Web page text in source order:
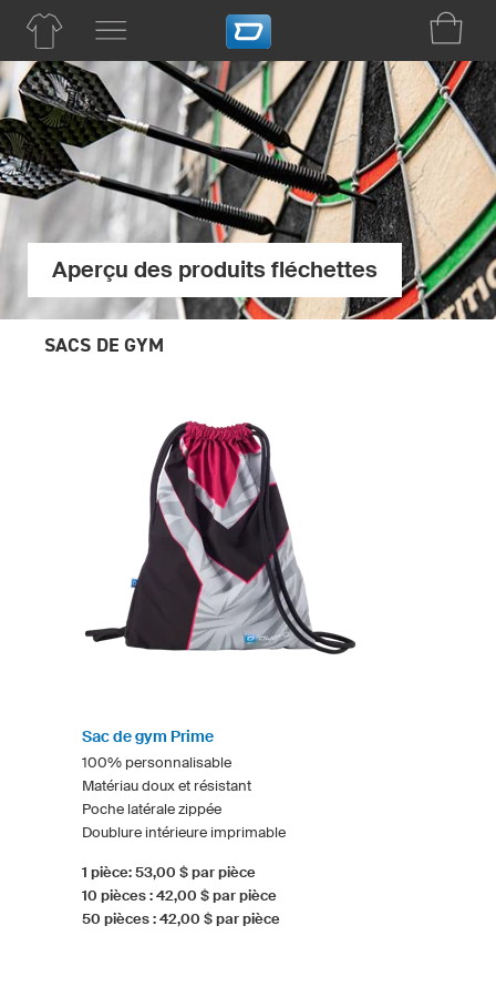
Aperçu des produits fléchettes
SACS DE GYM
Sac de gym Prime
100% personnalisable
Matériau doux et résistant
Poche latérale zippée
Doublure intérieure imprimable
1 pièce: 53,00 $ par pièce
10 pièces : 42,00 $ par pièce
50 pièces : 42,00 $ par pièce